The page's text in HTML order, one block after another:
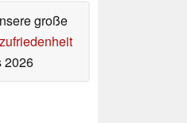
große
2026